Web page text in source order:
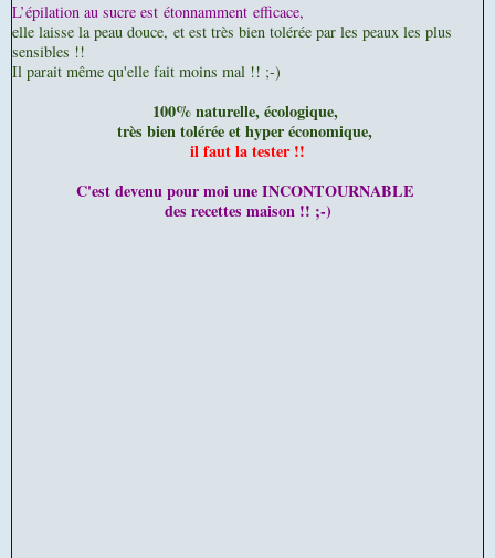
L’épilation au sucre est étonnamment efficace,
elle laisse la peau douce, et est très bien tolérée par les peaux les plus
sensibles !!
Il parait même qu'elle fait moins mal !! ;-)
100% naturelle, écologique,
très bien tolérée et hyper économique,
il faut la tester !!
C'est devenu pour moi une INCONTOURNABLE
des recettes maison !! ;-)